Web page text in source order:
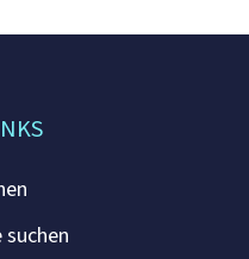
suchen